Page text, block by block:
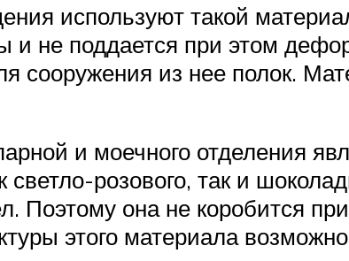
используют такой
и не поддается при этом
сооружения из нее полок.
и моечного отделения
розового, так и
Поэтому она не коробится
этого материала